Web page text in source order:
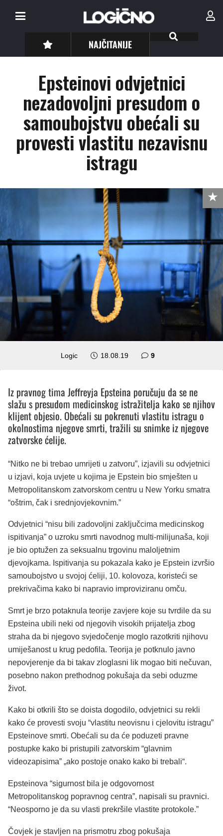
NAJČITANIJE
Epsteinovi odvjetnici
nezadovoljni presudom o
samoubojstvu obećali su
provesti vlastitu nezavisnu
istragu
Logic 18.08.19 9komentara
Iz pravnog tima Jeffreyja Epsteina poručuju da se ne
slažu s presudom medicinskog istražitelja kako se njihov
klijent objesio. Obećali su pokrenuti vlastitu istragu o
okolnostima njegove smrti, tražili su snimke iz njegove
zatvorske ćelije.
“Nitko ne bi trebao umrijeti u zatvoru”, izjavili su odvjetnici
u izjavi, koja uvjete u kojima je Epstein bio smješten u
Metropolitanskom zatvorskom centru u New Yorku smatra
“oštrim, čak i srednjovjekovnim.”
Odvjetnici “nisu bili zadovoljni zaključcima medicinskog
ispitivanja” o uzroku smrti navodnog multi-milijunaša, koji
je bio optužen za seksualnu trgovinu maloljetnim
djevojkama. Ispitivanja su pokazala kako je Epstein izvršio
samoubojstvo u svojoj ćeliji, 10. kolovoza, koristeći se
prekrivačima kako bi napravio improviziranu omču.
Smrt je brzo potaknula teorije zavjere koje su tvrdile da su
Epsteina ubili neki od njegovih visokih prijatelja zbog
straha da bi njegovo svjedočenje moglo razotkriti njihovu
umiješanost u krug pedofila. Teorija je potknulo javno
nepovjerenje da bi takav zloglasni lik mogao biti nečuvan,
posebno nakon prethodnog pokušaja da sebi oduzme
život.
Kako bi otkrili što se doista dogodilo, odvjetnici su rekli
kako će provesti svoju “vlastitu neovisnu i cjelovitu istragu”
Epsteinove smrti. Obećali su da će poduzeti pravne
postupke kako bi pristupili zatvorskim “glavnim
videozapisima” „ako postoje onako kako bi trebali“.
Epsteinova “sigurnost bila je odgovornost
Metropolitanskog popravnog centra”, napisali su pravnici.
“Neosporno je da su vlasti prekršile vlastite protokole.”
Čovjek je stavljen na prismotru zbog pokušaja